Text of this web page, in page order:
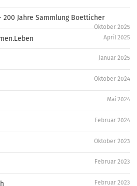
200 Jahre Sammlung Boetticher
Oktober 2025
April 2025
Januar 2025
Oktober 2024
Mai 2024
Februar 2024
Oktober 2023
Februar 2023
Februar 2023